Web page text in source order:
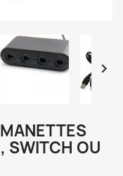

SWITCH OU